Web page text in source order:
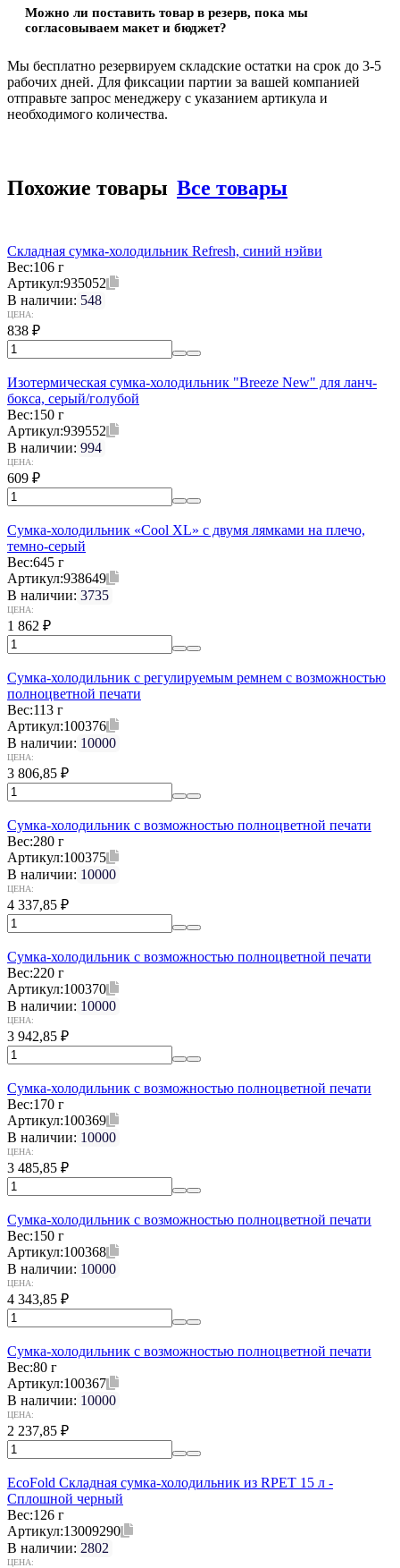
Можно ли поставить товар в резерв, пока мы
согласовываем макет и бюджет?
Мы бесплатно резервируем складские остатки на срок до 3-5
рабочих дней. Для фиксации партии за вашей компанией
отправьте запрос менеджеру с указанием артикула и
необходимого количества.
Похожие товары Все товары
Складная сумка-холодильник Refresh, синий нэйви
Вес:106 г
Артикул:935052
В наличии: 548
ЦЕНА:
838 ₽
Изотермическая сумка-холодильник "Breeze New" для ланч-
бокса, серый/голубой
Вес:150 г
Артикул:939552
В наличии: 994
ЦЕНА:
609 ₽
Сумка-холодильник «Cool XL» с двумя лямками на плечо,
темно-серый
Вес:645 г
Артикул:938649
В наличии: 3735
ЦЕНА:
1 862 ₽
Сумка-холодильник с регулируемым ремнем с возможностью
полноцветной печати
Вес:113 г
Артикул:100376
В наличии: 10000
ЦЕНА:
3 806,85 ₽
Сумка-холодильник с возможностью полноцветной печати
Вес:280 г
Артикул:100375
В наличии: 10000
ЦЕНА:
4 337,85 ₽
Сумка-холодильник с возможностью полноцветной печати
Вес:220 г
Артикул:100370
В наличии: 10000
ЦЕНА:
3 942,85 ₽
Сумка-холодильник с возможностью полноцветной печати
Вес:170 г
Артикул:100369
В наличии: 10000
ЦЕНА:
3 485,85 ₽
Сумка-холодильник с возможностью полноцветной печати
Вес:150 г
Артикул:100368
В наличии: 10000
ЦЕНА:
4 343,85 ₽
Сумка-холодильник с возможностью полноцветной печати
Вес:80 г
Артикул:100367
В наличии: 10000
ЦЕНА:
2 237,85 ₽
EcoFold Складная сумка-холодильник из RPET 15 л -
Сплошной черный
Вес:126 г
Артикул:13009290
В наличии: 2802
ЦЕНА: